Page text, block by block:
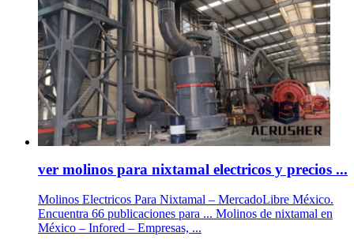
ver molinos para nixtamal electricos y precios ...
Molinos Electricos Para Nixtamal – MercadoLibre México.
Encuentra 66 publicaciones para ... Molinos de nixtamal en
México – Infored – Empresas, ...